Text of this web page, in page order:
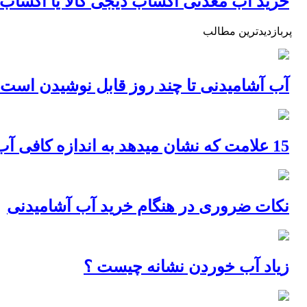
پربازدیدترین مطالب
آب آشامیدنی تا چند روز قابل نوشیدن
15 علامت که نشان میدهد به اندازه کافی آب نمی نوشید
نکات ضروری در هنگام خرید آب آشامیدنی
زیاد آب خوردن نشانه چیست ؟